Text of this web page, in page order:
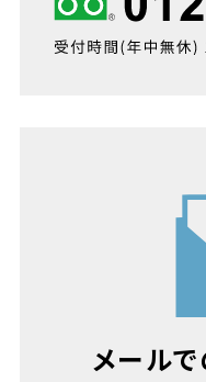
メール